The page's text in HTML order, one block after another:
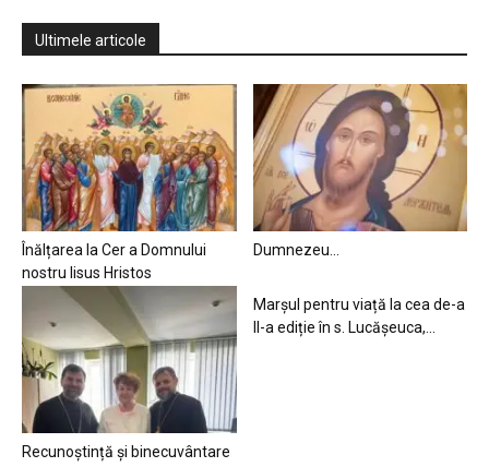
Ultimele articole
Înălțarea la Cer a Domnului
nostru Iisus Hristos
Dumnezeu…
Recunoștință și binecuvântare
Marșul pentru viață la cea de-a
II-a ediție în s. Lucășeuca,...